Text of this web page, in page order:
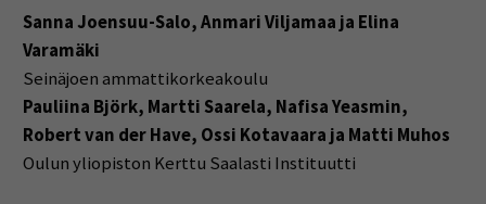
Sanna Joensuu-Salo, Anmari Viljamaa ja Elina
Varamäki
Seinäjoen ammattikorkeakoulu
Pauliina Björk, Martti Saarela, Nafisa Yeasmin,
Robert van der Have, Ossi Kotavaara ja Matti Muhos
Oulun yliopiston Kerttu Saalasti Instituutti